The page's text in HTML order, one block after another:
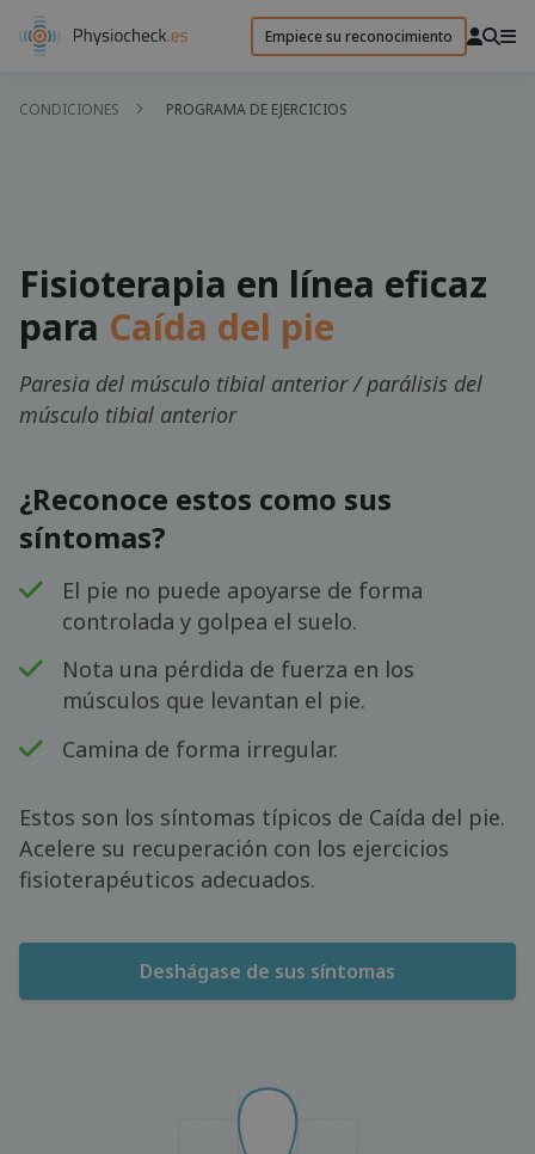
Empiece su reconocimiento
CONDICIONES PROGRAMA DE EJERCICIOS
Fisioterapia en línea eficaz
para Caída del pie
Paresia del músculo tibial anterior / parálisis del
músculo tibial anterior
¿Reconoce estos como sus
síntomas?
El pie no puede apoyarse de forma
controlada y golpea el suelo.
Nota una pérdida de fuerza en los
músculos que levantan el pie.
Camina de forma irregular.
Estos son los síntomas típicos de Caída del pie.
Acelere su recuperación con los ejercicios
fisioterapéuticos adecuados.
Deshágase de sus síntomas